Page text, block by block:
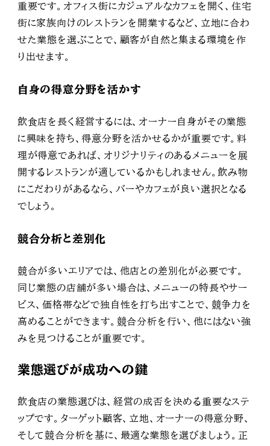
重要です。オフィス街にカジュアルなカフェを開く、住宅
街に家族向けのレストランを開業するなど、立地に合わ
せた業態を選ぶことで、顧客が自然と集まる環境を作
り出せます。
自身の得意分野を活かす
飲食店を長く経営するには、オーナー自身がその業態
に興味を持ち、得意分野を活かせるかが重要です。料
理が得意であれば、オリジナリティのあるメニューを展
開するレストランが適しているかもしれません。飲み物
にこだわりがあるなら、バーやカフェが良い選択となる
でしょう。
競合分析と差別化
競合が多いエリアでは、他店との差別化が必要です。
同じ業態の店舗が多い場合は、メニューの特長やサー
ビス、価格帯などで独自性を打ち出すことで、競争力を
高めることができます。競合分析を行い、他にはない強
みを見つけることが重要です。
業態選びが成功への鍵
飲食店の業態選びは、経営の成否を決める重要なステ
ップです。ターゲット顧客、立地、オーナーの得意分野、
そして競合分析を基に、最適な業態を選びましょう。正